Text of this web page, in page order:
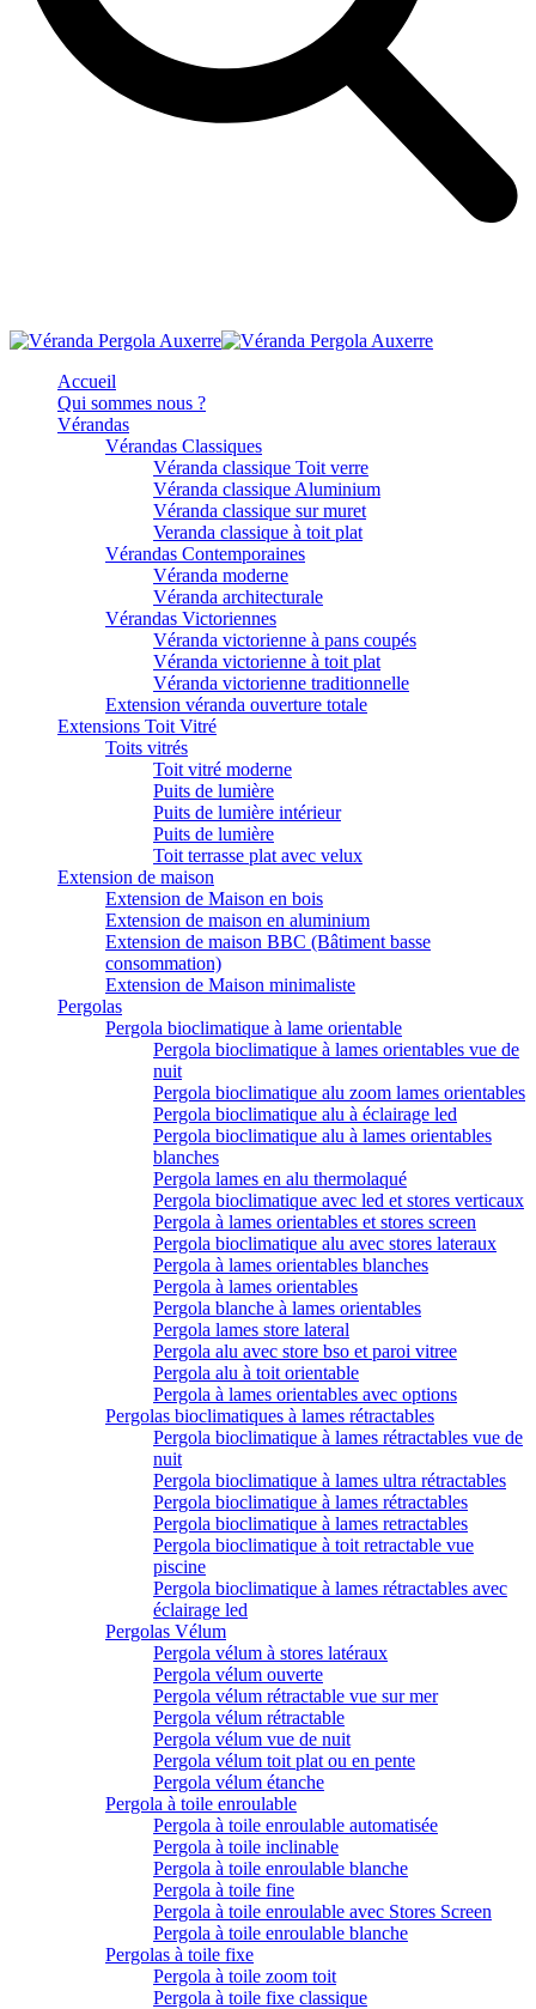
Accueil
Qui sommes nous ?
Vérandas
Vérandas Classiques
Véranda classique Toit verre
Véranda classique Aluminium
Véranda classique sur muret
Veranda classique à toit plat
Vérandas Contemporaines
Véranda moderne
Véranda architecturale
Vérandas Victoriennes
Véranda victorienne à pans coupés
Véranda victorienne à toit plat
Véranda victorienne traditionnelle
Extension véranda ouverture totale
Extensions Toit Vitré
Toits vitrés
Toit vitré moderne
Puits de lumière
Puits de lumière intérieur
Puits de lumière
Toit terrasse plat avec velux
Extension de maison
Extension de Maison en bois
Extension de maison en aluminium
Extension de maison BBC (Bâtiment basse
consommation)
Extension de Maison minimaliste
Pergolas
Pergola bioclimatique à lame orientable
Pergola bioclimatique à lames orientables vue de
nuit
Pergola bioclimatique alu zoom lames orientables
Pergola bioclimatique alu à éclairage led
Pergola bioclimatique alu à lames orientables
blanches
Pergola lames en alu thermolaqué
Pergola bioclimatique avec led et stores verticaux
Pergola à lames orientables et stores screen
Pergola bioclimatique alu avec stores lateraux
Pergola à lames orientables blanches
Pergola à lames orientables
Pergola blanche à lames orientables
Pergola lames store lateral
Pergola alu avec store bso et paroi vitree
Pergola alu à toit orientable
Pergola à lames orientables avec options
Pergolas bioclimatiques à lames rétractables
Pergola bioclimatique à lames rétractables vue de
nuit
Pergola bioclimatique à lames ultra rétractables
Pergola bioclimatique à lames rétractables
Pergola bioclimatique à lames retractables
Pergola bioclimatique à toit retractable vue
piscine
Pergola bioclimatique à lames rétractables avec
éclairage led
Pergolas Vélum
Pergola vélum à stores latéraux
Pergola vélum ouverte
Pergola vélum rétractable vue sur mer
Pergola vélum rétractable
Pergola vélum vue de nuit
Pergola vélum toit plat ou en pente
Pergola vélum étanche
Pergola à toile enroulable
Pergola à toile enroulable automatisée
Pergola à toile inclinable
Pergola à toile enroulable blanche
Pergola à toile fine
Pergola à toile enroulable avec Stores Screen
Pergola à toile enroulable blanche
Pergolas à toile fixe
Pergola à toile zoom toit
Pergola à toile fixe classique